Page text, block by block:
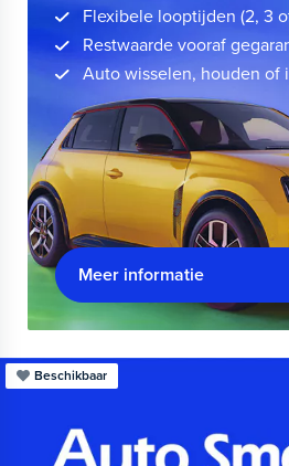
Flexibele looptijden (2, 3
Restwaarde vooraf
Auto wisselen, houden of
Meer informatie
Beschikbaar